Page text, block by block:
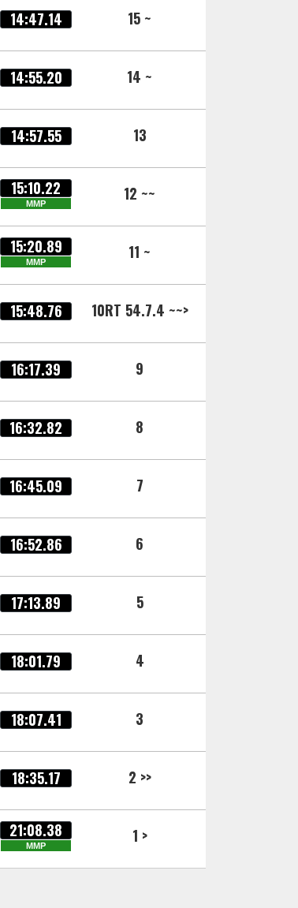
14:47.14 15 ~
14:55.20 14 ~
14:57.55 13
15:10.22
MMP 12 ~~
15:20.89
MMP 11 ~
15:48.76 10RT 54.7.4 ~~>
16:17.39 9
16:32.82 8
16:45.09 7
16:52.86 6
17:13.89 5
18:01.79 4
18:07.41 3
18:35.17 2 >>
21:08.38
MMP 1 >